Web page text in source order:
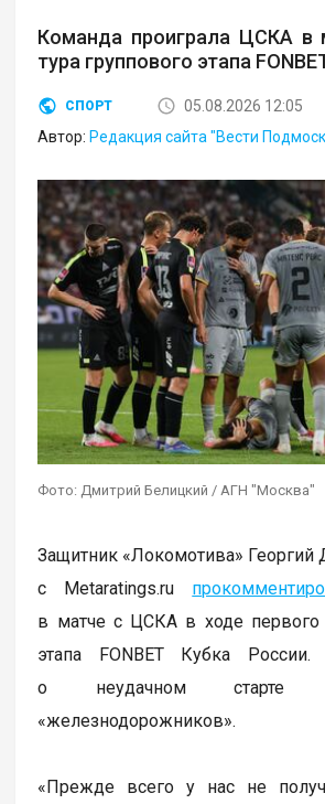
Команда проиграла ЦСКА в
тура группового этапа
СПОРТ
05.08.2026 12:05
Автор: Редакция сайта "Вести
Фото: Дмитрий Белицкий / АГН "Москва"
Защитник «Локомотива»
с Metaratings.ru
в матче с ЦСКА в ходе первого
этапа FONBET Кубка
о неудачном старте
«железнодорожников».
«Прежде всего у нас не